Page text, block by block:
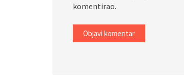
komentirao.